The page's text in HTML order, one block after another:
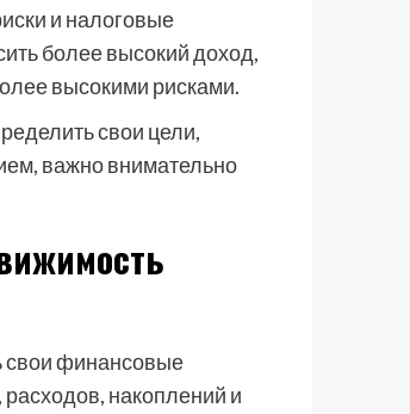
и налоговые
более высокий доход,
высокими рисками.
свои цели,
важно внимательно
свои финансовые
накоплений и